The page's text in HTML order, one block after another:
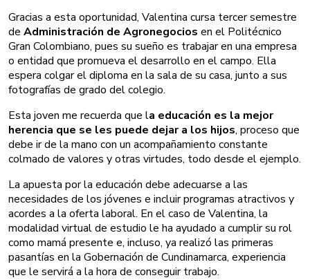
Gracias a esta oportunidad, Valentina cursa tercer semestre
de Administración de Agronegocios en el Politécnico
Gran Colombiano, pues su sueño es trabajar en una empresa
o entidad que promueva el desarrollo en el campo. Ella
espera colgar el diploma en la sala de su casa, junto a sus
fotografías de grado del colegio.
Esta joven me recuerda que la educación es la mejor
herencia que se les puede dejar a los hijos, proceso que
debe ir de la mano con un acompañamiento constante
colmado de valores y otras virtudes, todo desde el ejemplo.
La apuesta por la educación debe adecuarse a las
necesidades de los jóvenes e incluir programas atractivos y
acordes a la oferta laboral. En el caso de Valentina, la
modalidad virtual de estudio le ha ayudado a cumplir su rol
como mamá presente e, incluso, ya realizó las primeras
pasantías en la Gobernación de Cundinamarca, experiencia
que le servirá a la hora de conseguir trabajo.